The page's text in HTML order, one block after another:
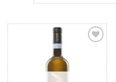
wenslijst